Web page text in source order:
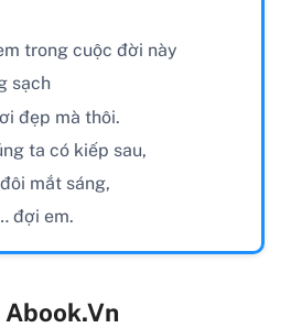
trong cuộc đời này
sạch
đẹp mà thôi.
ta có kiếp sau,
mắt sáng,
đợi em.
Abook.vn